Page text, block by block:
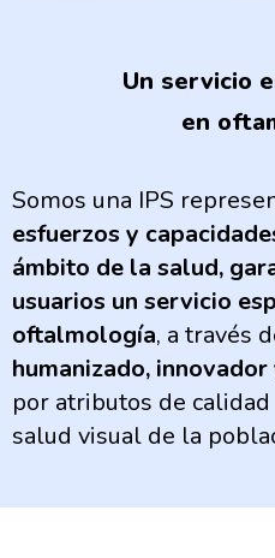
Un servicio
en
Somos una IPS
esfuerzos y
ámbito de la salud,
usuarios un servicio
oftalmología, a través
humanizado,
por atributos de
salud visual de la